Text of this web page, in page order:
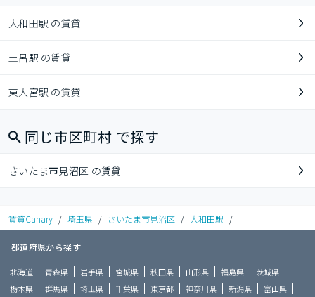
大和田駅 の賃貸
土呂駅 の賃貸
東大宮駅 の賃貸
同じ市区町村 で探す
さいたま市見沼区 の賃貸
賃貸Canary / 埼玉県 / さいたま市見沼区 / 大和田駅 /
都道府県から探す
北海道 青森県 岩手県 宮城県 秋田県 山形県 福島県
茨城県
栃木県
群馬県 埼玉県 千葉県 東京都 神奈川県 新潟県 富山県